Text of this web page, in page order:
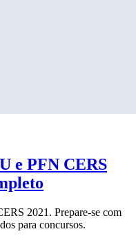
e PFN CERS
2021. Prepare-se com
para concursos.